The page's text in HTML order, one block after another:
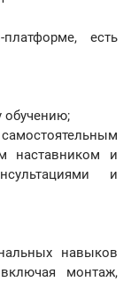
есть
обучению;
наставником и
и
навыков
монтаж,